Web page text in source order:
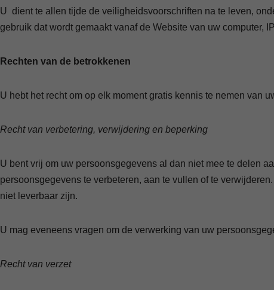
U dient te allen tijde de veiligheidsvoorschriften na te leven,
gebruik dat wordt gemaakt vanaf de Website van uw computer,
Rechten van de betrokkenen
U hebt het recht om op elk moment gratis kennis te nemen van
Recht van verbetering, verwijdering en beperking
U bent vrij om uw persoonsgegevens al dan niet mee te delen
persoonsgegevens te verbeteren, aan te vullen of te
niet leverbaar zijn.
U mag eveneens vragen om de verwerking van uw
Recht van verzet